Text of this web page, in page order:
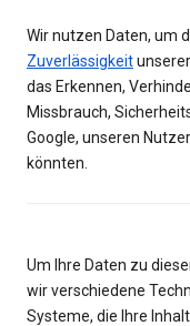
Wir nutzen Daten, um
Zuverlässigkeit
das Erkennen,
Missbrauch,
Google, unseren
könnten.
Um Ihre Daten zu
wir verschiedene
Systeme, die Ihre